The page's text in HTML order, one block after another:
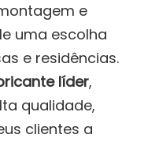
e
uma escolha
e residências.
líder,
qualidade,
clientes a